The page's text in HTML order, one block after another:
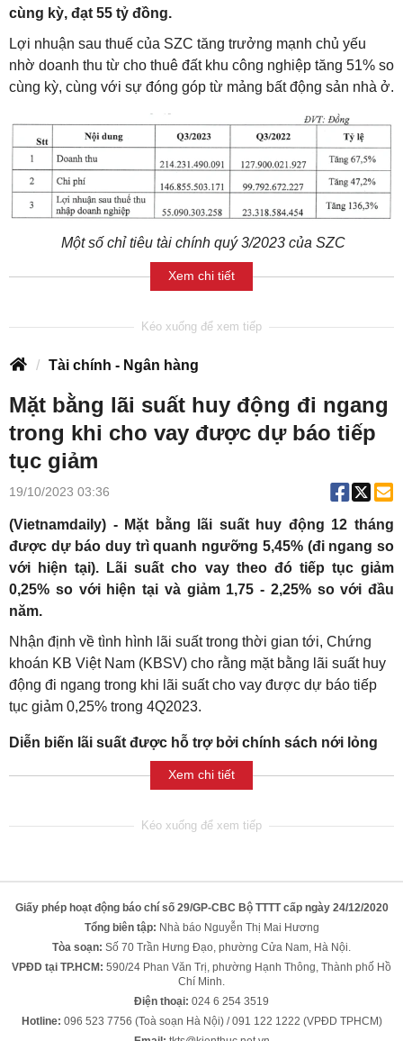
cùng kỳ, đạt 55 tỷ đồng.
Lợi nhuận sau thuế của SZC tăng trưởng mạnh chủ yếu
nhờ doanh thu từ cho thuê đất khu công nghiệp tăng 51% so
cùng kỳ, cùng với sự đóng góp từ mảng bất động sản nhà ở.
Một số chỉ tiêu tài chính quý 3/2023 của SZC
Xem chi tiết
Tài chính - Ngân hàng
Mặt bằng lãi suất huy động đi ngang
trong khi cho vay được dự báo tiếp
tục giảm
19/10/2023 03:36
(Vietnamdaily) - Mặt bằng lãi suất huy động 12 tháng
được dự báo duy trì quanh ngưỡng 5,45% (đi ngang so
với hiện tại). Lãi suất cho vay theo đó tiếp tục giảm
0,25% so với hiện tại và giảm 1,75 - 2,25% so với đầu
năm.
Nhận định về tình hình lãi suất trong thời gian tới, Chứng
khoán KB Việt Nam (KBSV) cho rằng mặt bằng lãi suất huy
động đi ngang trong khi lãi suất cho vay được dự báo tiếp
tục giảm 0,25% trong 4Q2023.
Diễn biến lãi suất được hỗ trợ bởi chính sách nới lỏng
Xem chi tiết
Giấy phép hoạt động báo chí số 29/GP-CBC Bộ TTTT cấp ngày 24/12/2020
Tổng biên tập: Nhà báo Nguyễn Thị Mai Hương
Tòa soạn: Số 70 Trần Hưng Đạo, phường Cửa Nam, Hà Nội.
VPĐD tại TP.HCM: 590/24 Phan Văn Trị, phường Hạnh Thông, Thành phố Hồ
Chí Minh.
Điện thoại: 024 6 254 3519
Hotline: 096 523 7756 (Toà soạn Hà Nội) / 091 122 1222 (VPĐD TPHCM)